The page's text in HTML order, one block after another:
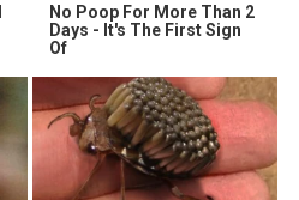
No Poop For More Than 2
Days - It's The First Sign
Of